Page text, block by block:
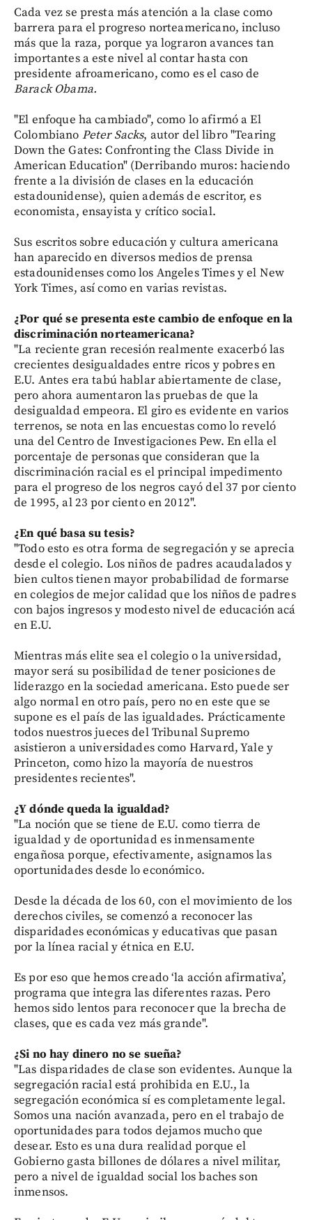
Cada vez se presta más atención a la clase como
barrera para el progreso norteamericano, incluso
más que la raza, porque ya lograron avances tan
importantes a este nivel al contar hasta con
presidente afroamericano, como es el caso de
Barack Obama.
"El enfoque ha cambiado", como lo afirmó a El
Colombiano Peter Sacks, autor del libro "Tearing
Down the Gates: Confronting the Class Divide in
American Education" (Derribando muros: haciendo
frente a la división de clases en la educación
estadounidense), quien además de escritor, es
economista, ensayista y crítico social.
Sus escritos sobre educación y cultura americana
han aparecido en diversos medios de prensa
estadounidenses como los Angeles Times y el New
York Times, así como en varias revistas.
¿Por qué se presenta este cambio de enfoque en la
discriminación norteamericana?
"La reciente gran recesión realmente exacerbó las
crecientes desigualdades entre ricos y pobres en
E.U. Antes era tabú hablar abiertamente de clase,
pero ahora aumentaron las pruebas de que la
desigualdad empeora. El giro es evidente en varios
terrenos, se nota en las encuestas como lo reveló
una del Centro de Investigaciones Pew. En ella el
porcentaje de personas que consideran que la
discriminación racial es el principal impedimento
para el progreso de los negros cayó del 37 por ciento
de 1995, al 23 por ciento en 2012".
¿En qué basa su tesis?
"Todo esto es otra forma de segregación y se aprecia
desde el colegio. Los niños de padres acaudalados y
bien cultos tienen mayor probabilidad de formarse
en colegios de mejor calidad que los niños de padres
con bajos ingresos y modesto nivel de educación acá
en E.U.
Mientras más elite sea el colegio o la universidad,
mayor será su posibilidad de tener posiciones de
liderazgo en la sociedad americana. Esto puede ser
algo normal en otro país, pero no en este que se
supone es el país de las igualdades. Prácticamente
todos nuestros jueces del Tribunal Supremo
asistieron a universidades como Harvard, Yale y
Princeton, como hizo la mayoría de nuestros
presidentes recientes".
¿Y dónde queda la igualdad?
"La noción que se tiene de E.U. como tierra de
igualdad y de oportunidad es inmensamente
engañosa porque, efectivamente, asignamos las
oportunidades desde lo económico.
Desde la década de los 60, con el movimiento de los
derechos civiles, se comenzó a reconocer las
disparidades económicas y educativas que pasan
por la línea racial y étnica en E.U.
Es por eso que hemos creado ‘la acción afirmativa’,
programa que integra las diferentes razas. Pero
hemos sido lentos para reconocer que la brecha de
clases, que es cada vez más grande".
¿Si no hay dinero no se sueña?
"Las disparidades de clase son evidentes. Aunque la
segregación racial está prohibida en E.U., la
segregación económica sí es completamente legal.
Somos una nación avanzada, pero en el trabajo de
oportunidades para todos dejamos mucho que
desear. Esto es una dura realidad porque el
Gobierno gasta billones de dólares a nivel militar,
pero a nivel de igualdad social los baches son
inmensos.